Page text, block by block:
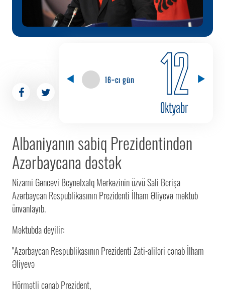
16-cı gün 12
Oktyabr
Albaniyanın sabiq Prezidentindən
Azərbaycana dəstək
Nizami Gəncəvi Beynəlxalq Mərkəzinin üzvü Sali Berişa
Azərbaycan Respublikasının Prezidenti İlham Əliyevə məktub
ünvanlayıb.
Məktubda deyilir:
"Azərbaycan Respublikasının Prezidenti Zati-aliləri cənab İlham
Əliyevə
Hörmətli cənab Prezident,